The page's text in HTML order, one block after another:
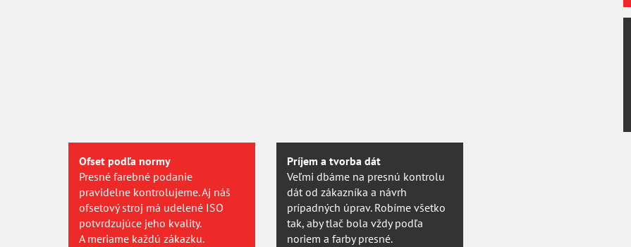
Ofset podľa normy
Presné farebné podanie
pravidelne kontrolujeme. Aj náš
ofsetový stroj má udelené ISO
potvrdzujúce jeho kvality.
A meriame každú zákazku.
Príjem a tvorba dát
Veľmi dbáme na presnú kontrolu
dát od zákazníka a návrh
prípadných úprav. Robíme všetko
tak, aby tlač bola vždy podľa
noriem a farby presné.